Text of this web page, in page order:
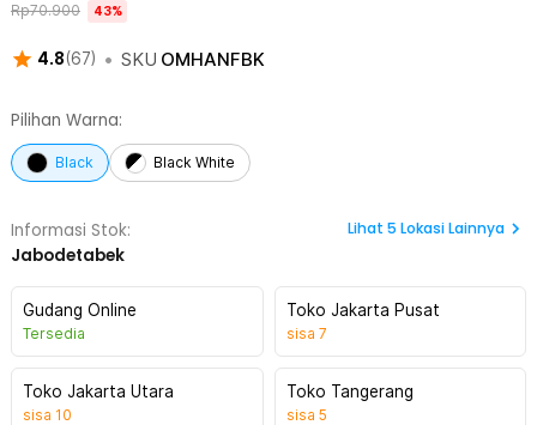
4.8(67) • SKU OMHANFBK
Rp70.900 43%
Pilihan Warna:
Black Black White
Informasi Stok:
Jabodetabek
Lihat 5 Lokasi Lainnya
Gudang Online
Tersedia
Toko Jakarta Pusat
sisa 7
Toko Jakarta Utara
sisa 10
Toko Tangerang
sisa 5